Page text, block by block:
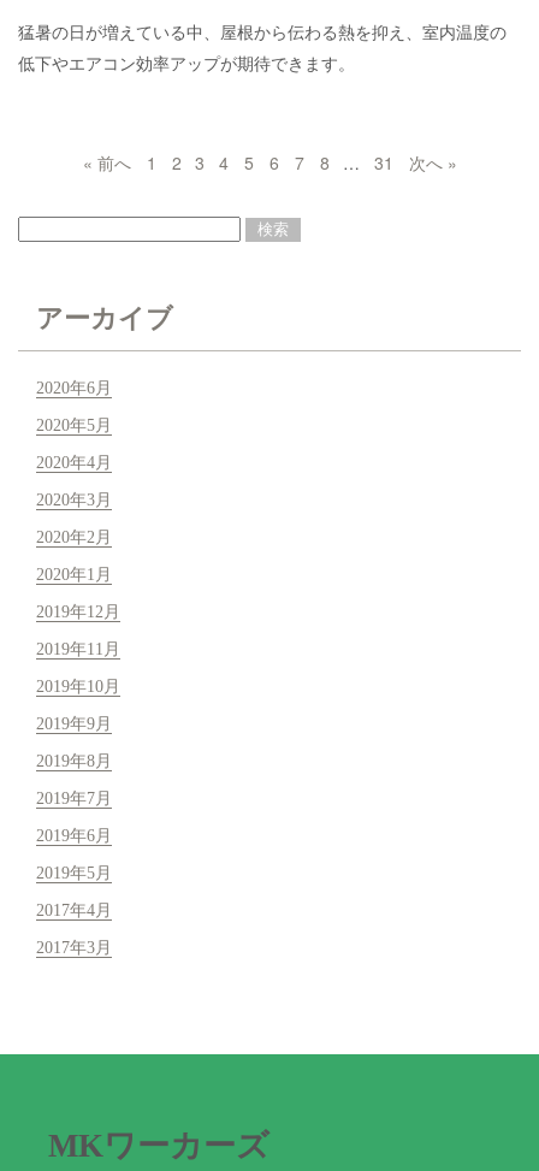
猛暑の日が増えている中、屋根から伝わる熱を抑え、室内温度の
低下やエアコン効率アップが期待できます。
« 前へ 1 2 3 4 5 6 7 8 … 31 次へ »
アーカイブ
2020年6月
2020年5月
2020年4月
2020年3月
2020年2月
2020年1月
2019年12月
2019年11月
2019年10月
2019年9月
2019年8月
2019年7月
2019年6月
2019年5月
2017年4月
2017年3月
MKワーカーズ